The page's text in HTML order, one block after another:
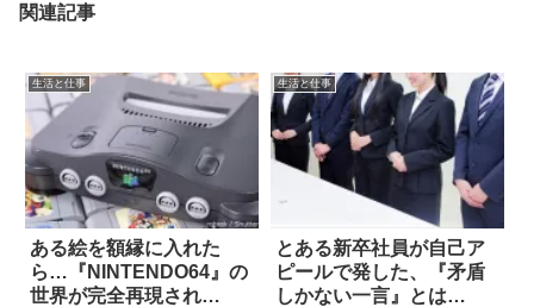
関連記事
生活と仕事
ある絵を額縁に入れた
ら…『NINTENDO64』の
世界が完全再現され
生活と仕事
とある新卒社員が自己ア
ピールで発した、『矛盾
しかない一言』とは…